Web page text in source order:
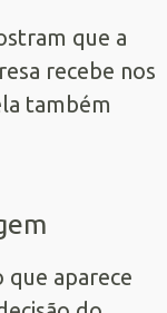
que a
recebe nos
também
que aparece